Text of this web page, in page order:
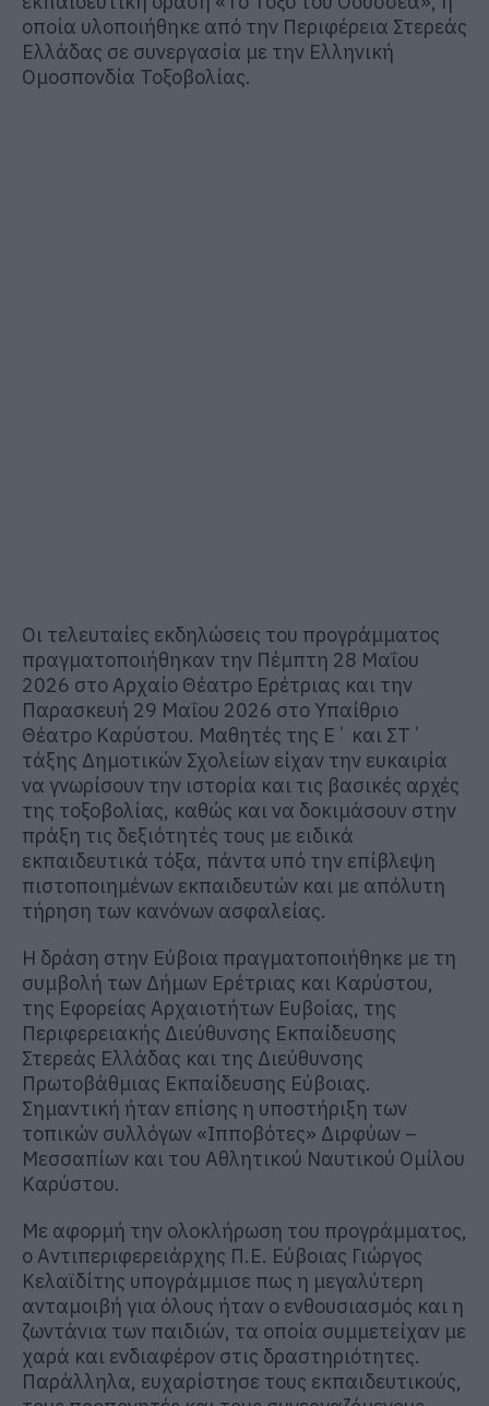
οποία υλοποιήθηκε από την Περιφέρεια Στερεάς
Ελλάδας σε συνεργασία με την Ελληνική
Ομοσπονδία Τοξοβολίας.
Οι τελευταίες εκδηλώσεις του προγράμματος
πραγματοποιήθηκαν την Πέμπτη 28 Μαΐου
2026 στο Αρχαίο Θέατρο Ερέτριας και την
Παρασκευή 29 Μαΐου 2026 στο Υπαίθριο
Θέατρο Καρύστου. Μαθητές της Ε΄ και ΣΤ΄
τάξης Δημοτικών Σχολείων είχαν την ευκαιρία
να γνωρίσουν την ιστορία και τις βασικές αρχές
της τοξοβολίας, καθώς και να δοκιμάσουν στην
πράξη τις δεξιότητές τους με ειδικά
εκπαιδευτικά τόξα, πάντα υπό την επίβλεψη
πιστοποιημένων εκπαιδευτών και με απόλυτη
τήρηση των κανόνων ασφαλείας.
Η δράση στην Εύβοια πραγματοποιήθηκε με τη
συμβολή των Δήμων Ερέτριας και Καρύστου,
της Εφορείας Αρχαιοτήτων Ευβοίας, της
Περιφερειακής Διεύθυνσης Εκπαίδευσης
Στερεάς Ελλάδας και της Διεύθυνσης
Πρωτοβάθμιας Εκπαίδευσης Εύβοιας.
Σημαντική ήταν επίσης η υποστήριξη των
τοπικών συλλόγων «Ιπποβότες» Διρφύων –
Μεσσαπίων και του Αθλητικού Ναυτικού Ομίλου
Καρύστου.
Με αφορμή την ολοκλήρωση του προγράμματος,
ο Αντιπεριφερειάρχης Π.Ε. Εύβοιας Γιώργος
Κελαϊδίτης υπογράμμισε πως η μεγαλύτερη
ανταμοιβή για όλους ήταν ο ενθουσιασμός και η
ζωντάνια των παιδιών, τα οποία συμμετείχαν με
χαρά και ενδιαφέρον στις δραστηριότητες.
Παράλληλα, ευχαρίστησε τους εκπαιδευτικούς,